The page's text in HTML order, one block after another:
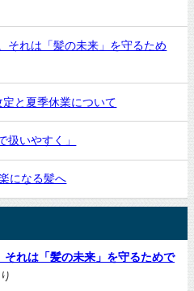
それは「髪の未来」を守るため
定と夏季休業について
扱いやすく」
になる髪へ
れは「髪の未来」を守るためで